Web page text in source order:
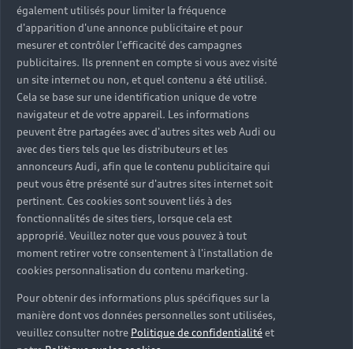
également utilisés pour limiter la fréquence
d'apparition d'une annonce publicitaire et pour
mesurer et contrôler l'efficacité des campagnes
publicitaires. Ils prennent en compte si vous avez visité
un site internet ou non, et quel contenu a été utilisé.
Cela se base sur une identification unique de votre
navigateur et de votre appareil. Les informations
peuvent être partagées avec d'autres sites web Audi ou
avec des tiers tels que les distributeurs et les
annonceurs Audi, afin que le contenu publicitaire qui
peut vous être présenté sur d'autres sites internet soit
pertinent. Ces cookies sont souvent liés à des
fonctionnalités de sites tiers, lorsque cela est
approprié. Veuillez noter que vous pouvez à tout
moment retirer votre consentement à l'installation de
cookies personnalisation du contenu marketing.
Pour obtenir des informations plus spécifiques sur la
manière dont vos données personnelles sont utilisées,
veuillez consulter notre Politique de confidentialitéet